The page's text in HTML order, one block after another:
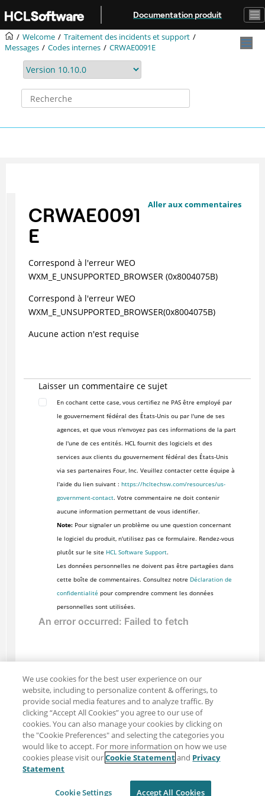
Aller au contenu principal
Documentation produit
Welcome
Traitement des incidents et support
Messages
Codes internes CRWAE0091E
Aller aux commentaires
CRWAE0091
E
Correspond à l'erreur WEO
WXM_E_UNSUPPORTED_BROWSER (0x8004075B)
Correspond à l'erreur WEO
WXM_E_UNSUPPORTED_BROWSER(0x8004075B)
Aucune action n'est requise
Laisser un commentaire ce sujet
En cochant cette case, vous certifiez ne PAS être employé par
le gouvernement fédéral des États-Unis ou par l'une de ses
agences, et que vous n'envoyez pas ces informations de la part
de l'une de ces entités. HCL fournit des logiciels et des
services aux clients du gouvernement fédéral des États-Unis
via ses partenaires Four, Inc. Veuillez contacter cette équipe à
l'aide du lien suivant : https://hcltechsw.com/resources/us-
government-contact. Votre commentaire ne doit contenir
aucune information permettant de vous identifier.
Note:Pour signaler un problème ou une question concernant
le logiciel du produit, n'utilisez pas ce formulaire. Rendez-vous
plutôt sur le site HCL Software Support.
Les données personnelles ne doivent pas être partagées dans
cette boîte de commentaires. Consultez notre Déclaration de
confidentialité pour comprendre comment les données
personnelles sont utilisées.
Partager : Courriel
Twitter
Clause de non-responsabilité
Intimité
We use cookies for the best user experience on our
website, including to personalize content & offerings, to
provide social media features and to analyze traffic. By
clicking “Accept All Cookies” you agree to our use of
cookies. You can also manage your cookies by clicking on
the "Cookie Preferences" and selecting the categories you
would like to accept. For more information on how we use
cookies please visit ourCookie Statementand Privacy
Statement
Cookie Settings Accept All Cookies